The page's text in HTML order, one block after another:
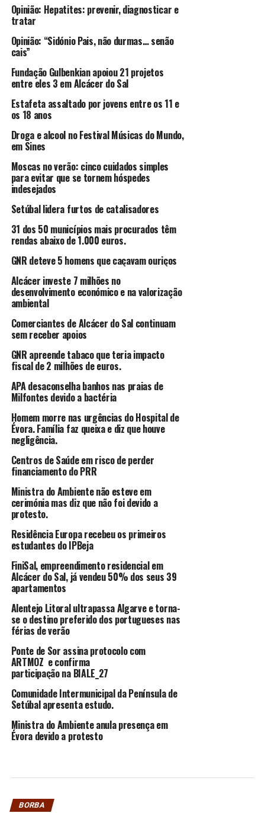
Opinião: Hepatites: prevenir, diagnosticar e
tratar
Opinião: “Sidónio Pais, não durmas… senão
cais”
Fundação Gulbenkian apoiou 21 projetos
entre eles 3 em Alcácer do Sal
Estafeta assaltado por jovens entre os 11 e
os 18 anos
Droga e alcool no Festival Músicas do Mundo,
em Sines
Moscas no verão: cinco cuidados simples
para evitar que se tornem hóspedes
indesejados
Setúbal lidera furtos de catalisadores
31 dos 50 municípios mais procurados têm
rendas abaixo de 1.000 euros.
GNR deteve 5 homens que caçavam ouriços
Alcácer investe 7 milhões no
desenvolvimento económico e na valorização
ambiental
Comerciantes de Alcácer do Sal continuam
sem receber apoios
GNR apreende tabaco que teria impacto
fiscal de 2 milhões de euros.
APA desaconselha banhos nas praias de
Milfontes devido a bactéria
Homem morre nas urgências do Hospital de
Évora. Família faz queixa e diz que houve
negligência.
Centros de Saúde em risco de perder
financiamento do PRR
Ministra do Ambiente não esteve em
cerimónia mas diz que não foi devido a
protesto.
Residência Europa recebeu os primeiros
estudantes do IPBeja
FiniSal, empreendimento residencial em
Alcácer do Sal, já vendeu 50% dos seus 39
apartamentos
Alentejo Litoral ultrapassa Algarve e torna-
se o destino preferido dos portugueses nas
férias de verão
Ponte de Sor assina protocolo com
ARTMOZ e confirma
participação na BIALE_27
Comunidade Intermunicipal da Península de
Setúbal apresenta estudo.
Ministra do Ambiente anula presença em
Évora devido a protesto
BORBA